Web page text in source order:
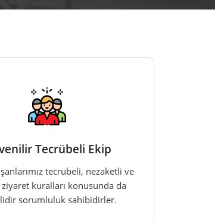
Tecrübeli Ekip
tecrübeli, nezaketli ve
kuralları konusunda da
sorumluluk sahibidirler.